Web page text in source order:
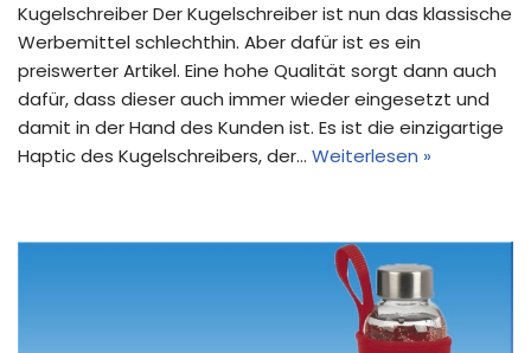
Kugelschreiber Der Kugelschreiber ist nun das klassische
Werbemittel schlechthin. Aber dafür ist es ein
preiswerter Artikel. Eine hohe Qualität sorgt dann auch
dafür, dass dieser auch immer wieder eingesetzt und
damit in der Hand des Kunden ist. Es ist die einzigartige
Haptic des Kugelschreibers, der… Weiterlesen »